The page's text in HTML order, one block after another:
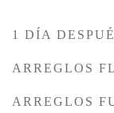
1 DÍA
ARREGLOS
ARREGLOS